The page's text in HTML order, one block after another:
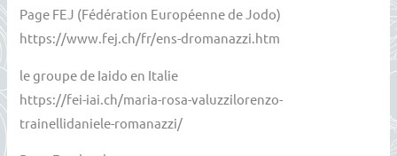
Page FEJ (Fédération Européenne de Jodo)
https://www.fej.ch/fr/ens-dromanazzi.htm
le groupe de Iaido en Italie
https://fei-iai.ch/maria-rosa-valuzzilorenzo-
trainellidaniele-romanazzi/